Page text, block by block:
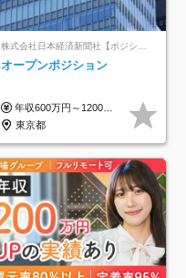
株式会社日本経済新聞社【ポジションマッチ登録】
オープンポジション
年収600万円～1200万円 ※上記年収は、想定年収です。住居費補助、子手当などの各種手当を含む金額です。 ※経験・能力等を考慮の上、当社規定により決定します。
東京都